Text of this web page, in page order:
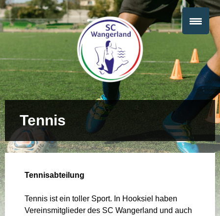
Tennis
Tennisabteilung
Tennis ist ein toller Sport. In Hooksiel haben
Vereinsmitglieder des SC Wangerland und auch